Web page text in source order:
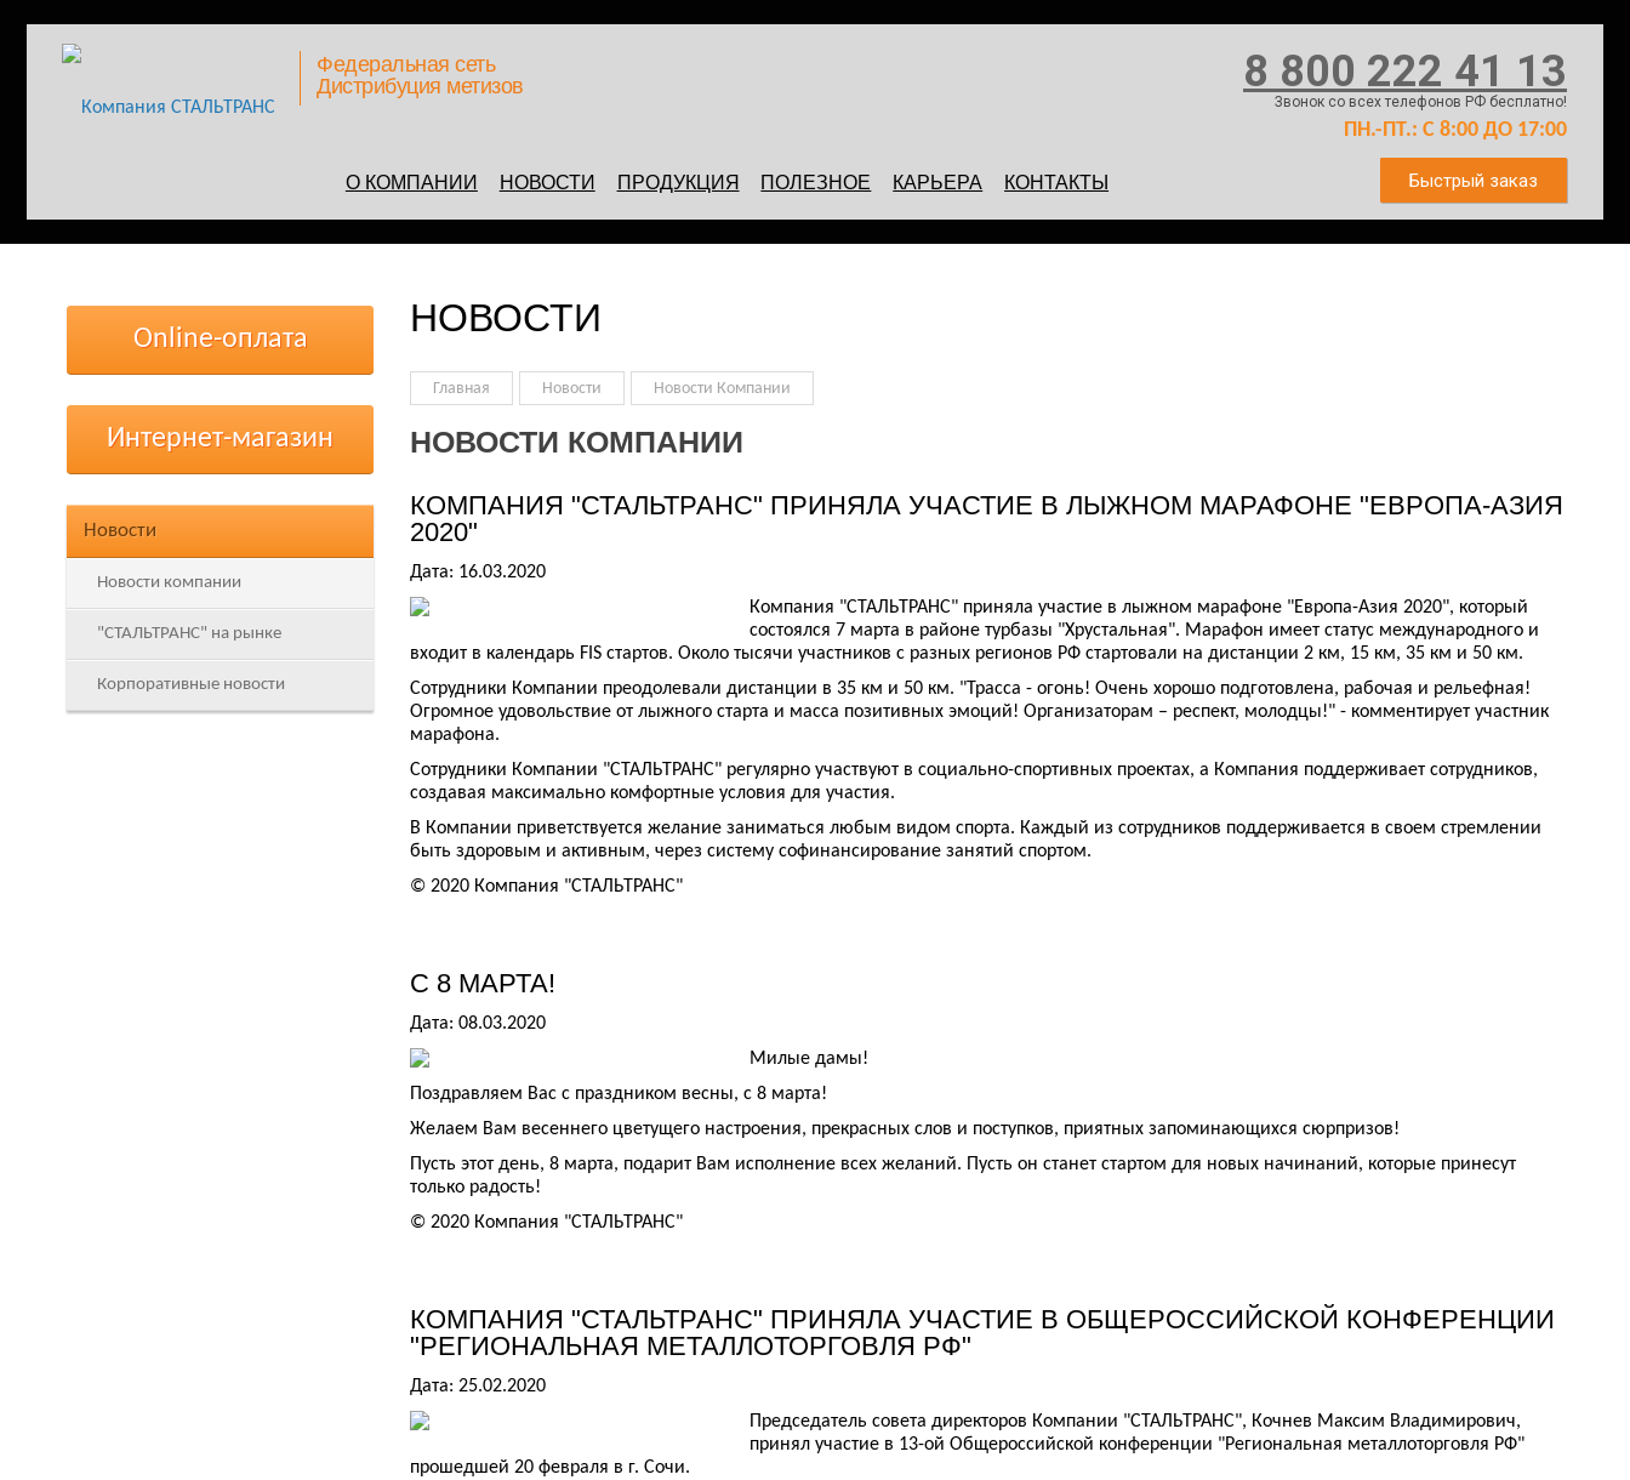
Федеральная сеть
Дистрибуция метизов
8 800 222 41 13
Звонок со всех телефонов РФ бесплатно!
ПН.-ПТ.: С 8:00 ДО 17:00
О КОМПАНИИ НОВОСТИ ПРОДУКЦИЯ ПОЛЕЗНОЕ КАРЬЕРА КОНТАКТЫ Быстрый заказ
Online-оплата
Интернет-магазин
Новости
Новости компании
"СТАЛЬТРАНС" на рынке
Корпоративные новости
НОВОСТИ
Главная Новости Новости Компании
НОВОСТИ КОМПАНИИ
КОМПАНИЯ "СТАЛЬТРАНС" ПРИНЯЛА УЧАСТИЕ В ЛЫЖНОМ МАРАФОНЕ "ЕВРОПА-АЗИЯ
2020"
Дата: 16.03.2020
Компания "СТАЛЬТРАНС" приняла участие в лыжном марафоне "Европа-Азия 2020", который
состоялся 7 марта в районе турбазы "Хрустальная". Марафон имеет статус международного и
входит в календарь FIS стартов. Около тысячи участников с разных регионов РФ стартовали на дистанции 2 км, 15 км, 35 км и 50 км.
Сотрудники Компании преодолевали дистанции в 35 км и 50 км. "Трасса - огонь! Очень хорошо подготовлена, рабочая и рельефная!
Огромное удовольствие от лыжного старта и масса позитивных эмоций! Организаторам – респект, молодцы!" - комментирует участник
марафона.
Сотрудники Компании "СТАЛЬТРАНС" регулярно участвуют в социально-спортивных проектах, а Компания поддерживает сотрудников,
создавая максимально комфортные условия для участия.
В Компании приветствуется желание заниматься любым видом спорта. Каждый из сотрудников поддерживается в своем стремлении
быть здоровым и активным, через систему софинансирование занятий спортом.
© 2020 Компания "СТАЛЬТРАНС"
С 8 МАРТА!
Дата: 08.03.2020
Милые дамы!
Поздравляем Вас с праздником весны, с 8 марта!
Желаем Вам весеннего цветущего настроения, прекрасных слов и поступков, приятных запоминающихся сюрпризов!
Пусть этот день, 8 марта, подарит Вам исполнение всех желаний. Пусть он станет стартом для новых начинаний, которые принесут
только радость!
© 2020 Компания "СТАЛЬТРАНС"
КОМПАНИЯ "СТАЛЬТРАНС" ПРИНЯЛА УЧАСТИЕ В ОБЩЕРОССИЙСКОЙ КОНФЕРЕНЦИИ
"РЕГИОНАЛЬНАЯ МЕТАЛЛОТОРГОВЛЯ РФ"
Дата: 25.02.2020
Председатель совета директоров Компании "СТАЛЬТРАНС", Кочнев Максим Владимирович,
принял участие в 13-ой Общероссийской конференции "Региональная металлоторговля РФ"
прошедшей 20 февраля в г. Сочи.